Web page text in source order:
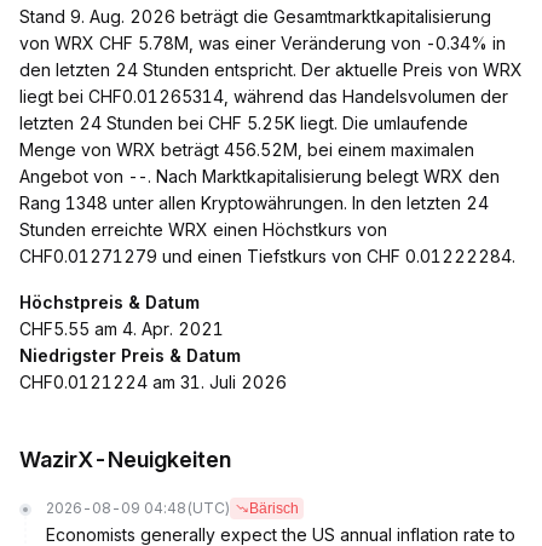
Stand 9. Aug. 2026 beträgt die Gesamtmarktkapitalisierung
von WRX CHF 5.78M, was einer Veränderung von -0.34% in
den letzten 24 Stunden entspricht. Der aktuelle Preis von WRX
liegt bei CHF0.01265314, während das Handelsvolumen der
letzten 24 Stunden bei CHF 5.25K liegt. Die umlaufende
Menge von WRX beträgt 456.52M, bei einem maximalen
Angebot von --. Nach Marktkapitalisierung belegt WRX den
Rang 1348 unter allen Kryptowährungen. In den letzten 24
Stunden erreichte WRX einen Höchstkurs von
CHF0.01271279 und einen Tiefstkurs von CHF 0.01222284.
Höchstpreis & Datum
CHF5.55 am 4. Apr. 2021
Niedrigster Preis & Datum
CHF0.0121224 am 31. Juli 2026
WazirX-Neuigkeiten
2026-08-09 04:48 (UTC) Bärisch
Economists generally expect the US annual inflation rate to